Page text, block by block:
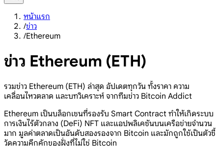
หน้าแรก
/ข่าว
/Ethereum
ข่าว Ethereum (ETH)
รวมข่าว Ethereum (ETH) ล่าสุด อัปเดตทุกวัน ทั้งราคา ความ
เคลื่อนไหวตลาด และบทวิเคราะห์ จากทีมข่าว Bitcoin Addict
Ethereum เป็นบล็อกเชนที่รองรับ Smart Contract ทำให้เกิดระบบ
การเงินไร้ตัวกลาง (DeFi) NFT และแอปพลิเคชันบนเครือข่ายจำนวน
มาก มูลค่าตลาดเป็นอันดับสองรองจาก Bitcoin และมักถูกใช้เป็นตัวชี้
วัดความคึกคักของฝั่งที่ไม่ใช่ Bitcoin